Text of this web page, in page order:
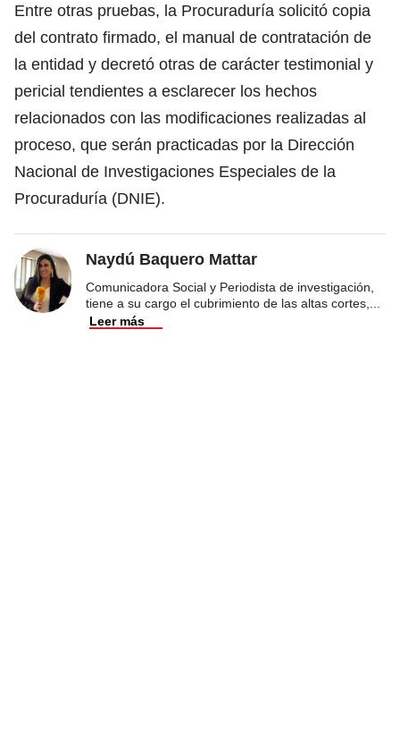
Entre otras pruebas, la Procuraduría solicitó copia
del contrato firmado, el manual de contratación de
la entidad y decretó otras de carácter testimonial y
pericial tendientes a esclarecer los hechos
relacionados con las modificaciones realizadas al
proceso, que serán practicadas por la Dirección
Nacional de Investigaciones Especiales de la
Procuraduría (DNIE).
Naydú Baquero Mattar
Comunicadora Social y Periodista de investigación,
tiene a su cargo el cubrimiento de las altas cortes,
Leer más